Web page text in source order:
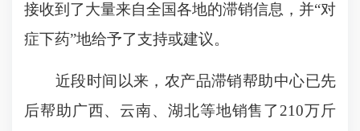
接收到了大量来自全国各地的滞销信息，并“对
症下药”地给予了支持或建议。
近段时间以来，农产品滞销帮助中心已先
后帮助广西、云南、湖北等地销售了210万斤